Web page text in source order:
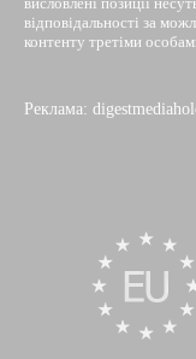
відповідальності за
контенту третіми
Реклама: